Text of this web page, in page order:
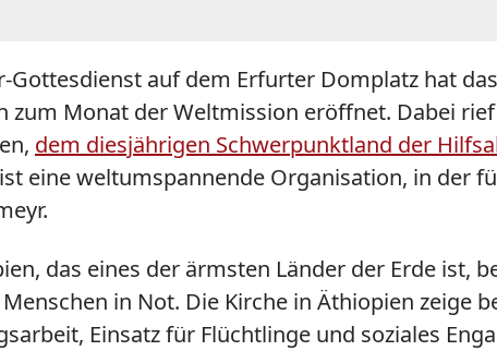
Gottesdienst auf dem Erfurter Domplatz hat
zum Monat der Weltmission eröffnet. Dabei
dem diesjährigen Schwerpunktland der
eine weltumspannende Organisation, in der
das eines der ärmsten Länder der Erde ist,
in Not. Die Kirche in Äthiopien zeige
Einsatz für Flüchtlinge und soziales